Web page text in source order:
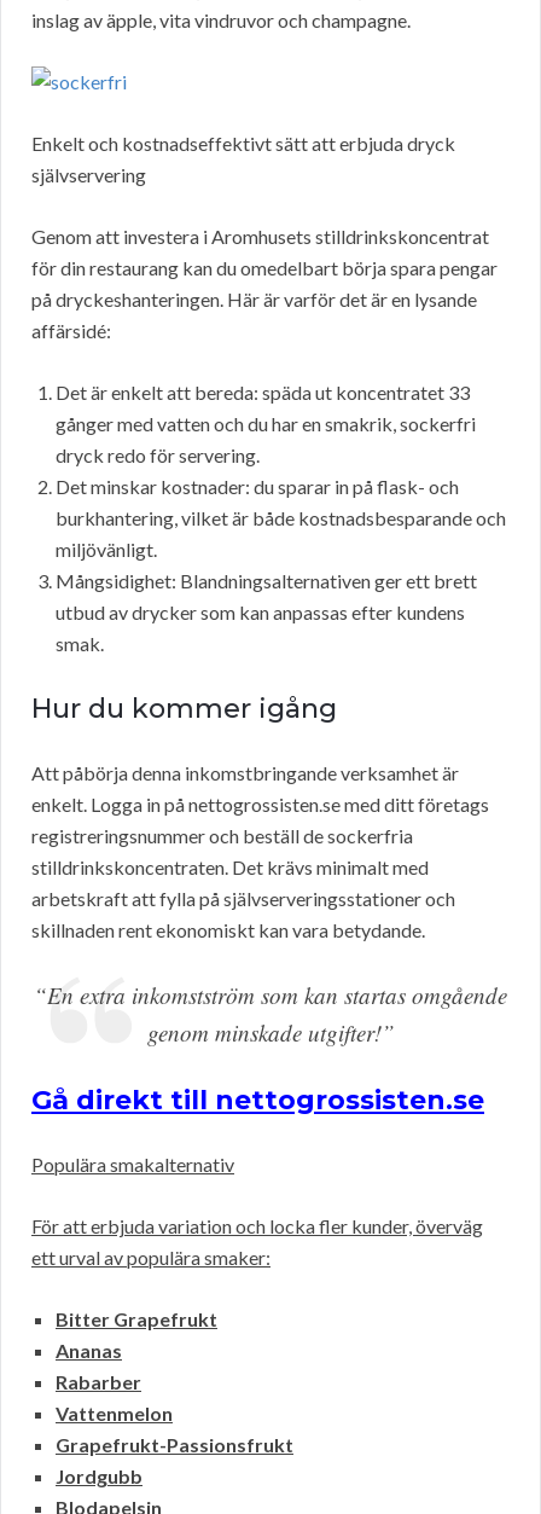
inslag av äpple, vita vindruvor och champagne.
Enkelt och kostnadseffektivt sätt att erbjuda dryck
självservering
Genom att investera i Aromhusets stilldrinkskoncentrat
för din restaurang kan du omedelbart börja spara pengar
på dryckeshanteringen. Här är varför det är en lysande
affärsidé:
Det är enkelt att bereda: späda ut koncentratet 33
gånger med vatten och du har en smakrik, sockerfri
dryck redo för servering.
Det minskar kostnader: du sparar in på flask- och
burkhantering, vilket är både kostnadsbesparande och
miljövänligt.
Mångsidighet: Blandningsalternativen ger ett brett
utbud av drycker som kan anpassas efter kundens
smak.
Hur du kommer igång
Att påbörja denna inkomstbringande verksamhet är
enkelt. Logga in på nettogrossisten.se med ditt företags
registreringsnummer och beställ de sockerfria
stilldrinkskoncentraten. Det krävs minimalt med
arbetskraft att fylla på självserveringsstationer och
skillnaden rent ekonomiskt kan vara betydande.
“En extra inkomstström som kan startas omgående
genom minskade utgifter!”
Gå direkt till nettogrossisten.se
Populära smakalternativ
För att erbjuda variation och locka fler kunder, överväg
ett urval av populära smaker:
Bitter Grapefrukt
Ananas
Rabarber
Vattenmelon
Grapefrukt-Passionsfrukt
Jordgubb
Blodapelsin